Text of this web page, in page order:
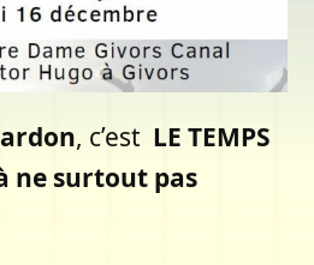
, c’est LE TEMPS
ne surtout pas